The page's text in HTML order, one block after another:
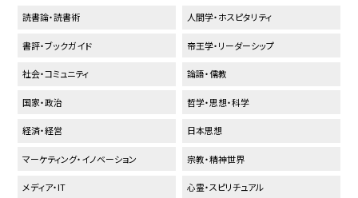
読書論・読書術
書評・ブックガイド
社会・コミュニティ
国家・政治
経済・経営
マーケティング・イノベーション
メディア・IT
人間学・ホスピタリティ
帝王学・リーダーシップ
論語・儒教
哲学・思想・科学
日本思想
宗教・精神世界
心霊・スピリチュアル